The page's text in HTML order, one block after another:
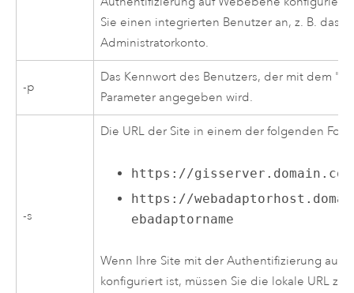
Sie einen integrierten Benutzer an, z. B. das
Administratorkonto.
-p
Das Kennwort des Benutzers, der mit dem "-
Parameter angegeben wird.
-s
Die URL der Site in einem der folgenden
https://
https://
ebadaptorname
Wenn Ihre Site mit der Authentifizierung auf
konfiguriert ist, müssen Sie die lokale URL zu